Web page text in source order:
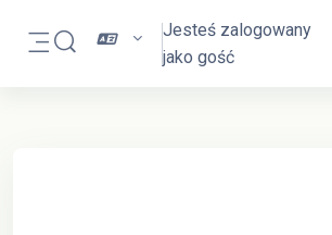
Panel boczny
Przełącznik wyszukiwarki
Jesteś zalogowany
jako gość